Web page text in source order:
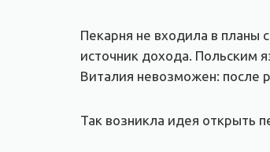
Пекарня не входила в планы
источник дохода. Польским
Виталия невозможен: после
Так возникла идея открыть